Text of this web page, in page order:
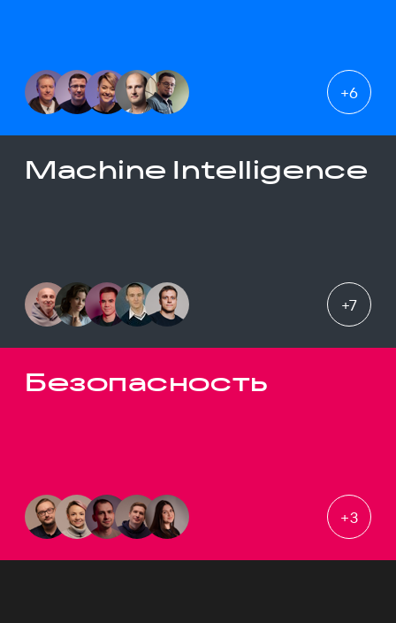
+6
Machine Intelligence
+7
Безопасность
+3